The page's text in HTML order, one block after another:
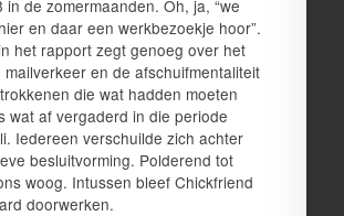
in de zomermaanden. Oh, ja, “we
en daar een werkbezoekje hoor”.
het rapport zegt genoeg over het
mailverkeer en de afschuifmentaliteit
die wat hadden moeten
wat af vergaderd in die periode
Iedereen verschuilde zich achter
besluitvorming. Polderend tot
woog. Intussen bleef Chickfriend
doorwerken.